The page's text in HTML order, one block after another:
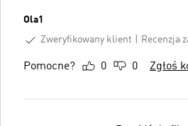
Ola1
Zweryfikowany klient
Recenzja
Pomocne? 0 0 Zgłoś